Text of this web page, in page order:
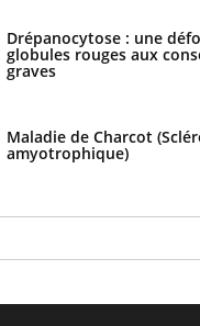
Drépanocytose : une
globules rouges aux
graves
Maladie de Charcot
amyotrophique)